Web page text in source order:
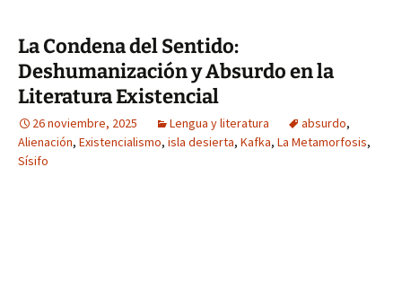
La Condena del Sentido:
Deshumanización y Absurdo en la
Literatura Existencial
26 noviembre, 2025 Lengua y literatura absurdo,
Alienación, Existencialismo, isla desierta, Kafka, La Metamorfosis,
Sísifo